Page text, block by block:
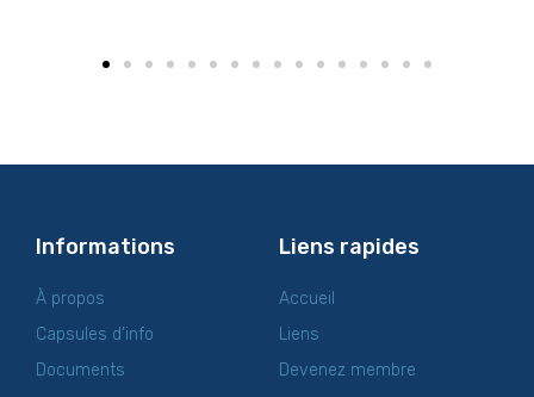
Informations
À propos
Capsules d’info
Documents
Liens rapides
Accueil
Liens
Devenez membre